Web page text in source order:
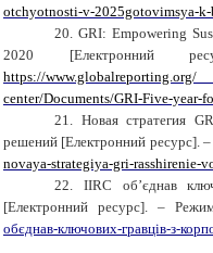
otchyotnosti-v-2025gotovimsya-
20. GRI: Empowering
2020
https://
center/Documents/GRI-Five-year-
21. Новая стратегия
решений [Електронний ресурс].
novaya-strategiya-gri-rasshirenie-
22.
IIRC об’єднав
[Електронний ресурс]. –
обєднав-ключових-гравців-з-